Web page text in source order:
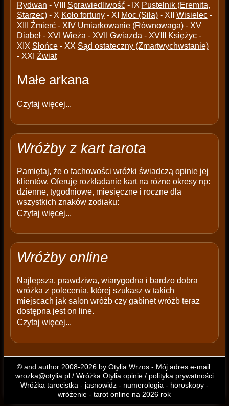
Rydwan - VIII Sprawiedliwość- IX Pustelnik (Eremita,
Starzec)- X Koło fortuny- XI Moc (Siła)- XII Wisielec-
XIII Źmierć- XIV Umiarkowanie (Równowaga)- XV
Diabeł- XVI Wieża - XVII Gwiazda - XVIII Księżyc-
XIX Słońce- XX Sąd ostateczny (Zmartwychwstanie)
- XXI Źwiat
Małe arkana
Czytaj więcej...
Wróżby z kart tarota
Pamiętaj, że o fachowości wróżki świadczą opinie jej
klientów. Oferuję rozkładanie kart na różne okresy np:
dzienne, tygodniowe, miesięczne i roczne dla
wszystkich znaków zodiaku:
Czytaj więcej...
Wróżby online
Najlepsza, prawdziwa, wiarygodna i bardzo dobra
wróżka z polecenia, której szukasz w takich
miejscach jak salon wróżb czy gabinet wróżb teraz
dostępna jest on line.
Czytaj więcej...
© and author 2008-2026 by Otylia Wrzos - Mój adres e-mail:
wrozka@otylia.pl/ Wróżka Otylia opinie/ polityka prywatności
Wróżka tarocistka - jasnowidz - numerologia - horoskopy -
wróżenie - tarot online na 2026 rok